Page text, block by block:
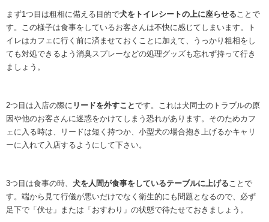
まず1つ目は粗相に備える目的で犬をトイレシートの上に座らせる ことで
す。この様子は食事をしているお客さんは不快に感じてしまいます。ト
イレはカフェに行く前に済ませておくことに加えて、うっかり粗相をし
ても対処できるよう消臭スプレーなどの処理グッズも忘れず持って行き
ましょう。
2つ目は入店の際に リードを外すことです。これは犬同士のトラブルの原
因や他のお客さんに迷惑をかけてしまう恐れがあります。そのためカフ
ェに入る時は、リードは短く持つか、小型犬の場合抱き上げるかキャリ
ーに入れて入店するようにして下さい。
3つ目は食事の時、 犬を人間が食事をしているテーブルに上げる ことで
す。端から見て行儀が悪いだけでなく衛生的にも問題となるので、必ず
足下で「伏せ」または「おすわり」の状態で待たせておきましょう。